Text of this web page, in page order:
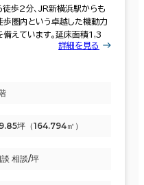
徒歩2分、JR新横浜駅からも
歩圏内という卓越した機動力
備えています。延床面積1,3
詳細を見る
坪（164.794㎡）
相談/坪
5年以内
内 30年以内